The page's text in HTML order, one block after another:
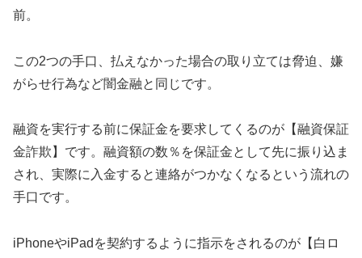
前。
この2つの手口、払えなかった場合の取り立ては脅迫、嫌
がらせ行為など闇金融と同じです。
融資を実行する前に保証金を要求してくるのが【融資保証
金詐欺】です。融資額の数％を保証金として先に振り込ま
され、実際に入金すると連絡がつかなくなるという流れの
手口です。
iPhoneやiPadを契約するように指示をされるのが【白ロ